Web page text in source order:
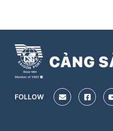
FOLLOW